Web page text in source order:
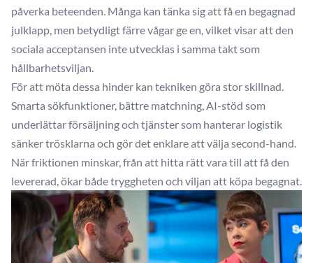
påverka beteenden. Många kan tänka sig att få en begagnad
julklapp, men betydligt färre vågar ge en, vilket visar att den
sociala acceptansen inte utvecklas i samma takt som
hållbarhetsviljan.
För att möta dessa hinder kan tekniken göra stor skillnad.
Smarta sökfunktioner, bättre matchning, AI-stöd som
underlättar försäljning och tjänster som hanterar logistik
sänker trösklarna och gör det enklare att välja second-hand.
När friktionen minskar, från att hitta rätt vara till att få den
levererad, ökar både tryggheten och viljan att köpa begagnat.